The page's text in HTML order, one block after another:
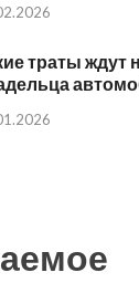
траты ждут